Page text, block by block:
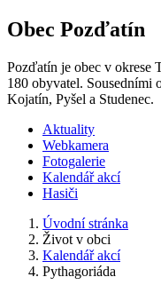
Obec Pozďatín
Pozďatín je obec v okrese
180 obyvatel. Sousedními
Kojatín, Pyšel a Studenec.
Aktuality
Webkamera
Fotogalerie
Kalendář akcí
Hasiči
Úvodní stránka
Život v obci
Kalendář akcí
Pythagoriáda